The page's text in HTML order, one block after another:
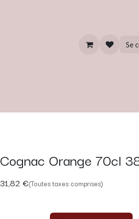
Se
Cognac Orange 70cl
31,82 €(Toutes taxes comprises)